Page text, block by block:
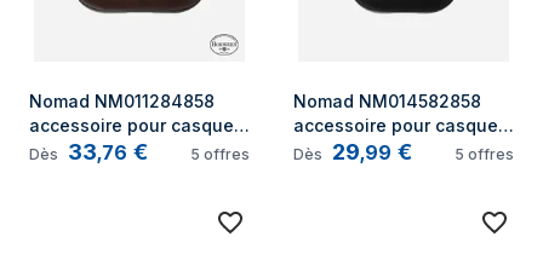
Nomad NM011284858
accessoire pour casque
/oreillettes Étui
Dès 33,76 € 5 offres
Nomad NM014582858
accessoire pour casque
/oreillettes Étui
Dès 29,99 € 5 offres